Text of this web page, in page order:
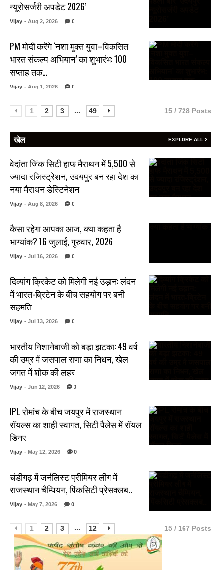
न्यूरोसर्जरी अपडेट 2026’
Vijay - Aug 2, 2026 0
PM मोदी करेंगे ‘नशा मुक्त युवा–विकसित
भारत संकल्प अभियान’ का शुभारंभ: 100
सप्ताह तक…
Vijay - Aug 1, 2026 0
1 2 3 ... 49 15 / 728 Posts
खेल EXPLORE ALL
वेदांता जिंक सिटी हाफ मैराथन में 5,500 से
ज्यादा रजिस्ट्रेशन, उदयपुर बन रहा देश का
नया मैराथन डेस्टिनेशन
Vijay - Aug 8, 2026 0
कैसा रहेगा आपका आज, क्या कहता है
भाग्यांक? 16 जुलाई, गुरुवार, 2026
Vijay - Jul 16, 2026 0
दिव्यांग क्रिकेट को मिलेगी नई उड़ान: लंदन
में भारत-ब्रिटेन के बीच सहयोग पर बनी
सहमति
Vijay - Jul 13, 2026 0
भारतीय निशानेबाजी को बड़ा झटका: 49 वर्ष
की उम्र में जसपाल राणा का निधन, खेल
जगत में शोक की लहर
Vijay - Jun 12, 2026 0
IPL रोमांच के बीच जयपुर में राजस्थान
रॉयल्स का शाही स्वागत, सिटी पैलेस में रॉयल
डिनर
Vijay - May 12, 2026 0
चंडीगढ़ में जर्नलिस्ट प्रीमियर लीग में
राजस्थान चैम्पियन, पिंकसिटी प्रेसक्लब..
Vijay - May 7, 2026 0
1 2 3 ... 12 15 / 167 Posts